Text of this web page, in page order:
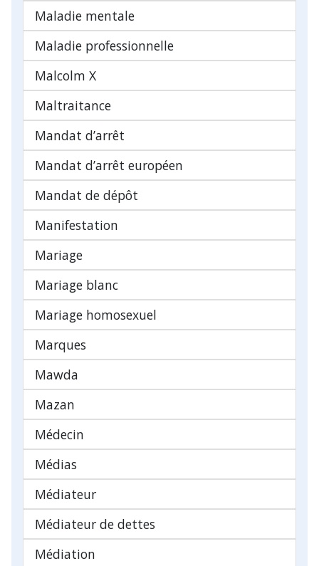
Maladie mentale
Maladie professionnelle
Malcolm X
Maltraitance
Mandat d’arrêt
Mandat d’arrêt européen
Mandat de dépôt
Manifestation
Mariage
Mariage blanc
Mariage homosexuel
Marques
Mawda
Mazan
Médecin
Médias
Médiateur
Médiateur de dettes
Médiation